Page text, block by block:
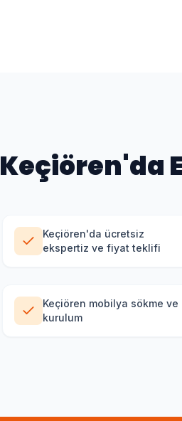
Keçiören'da
Keçiören'da ücretsiz
ekspertiz ve fiyat teklifi
Keçiören mobilya sökme ve
kurulum